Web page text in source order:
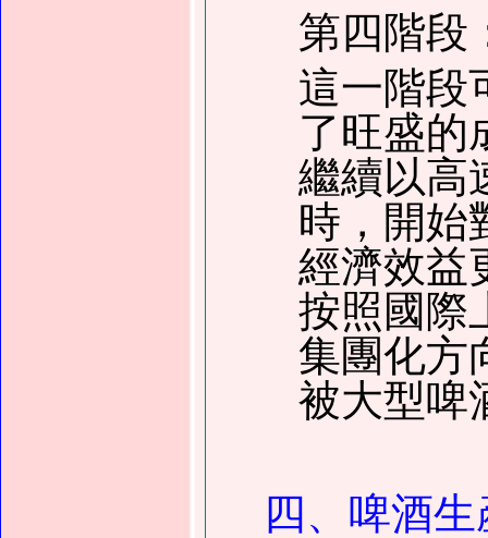
第四階段
這一階段
了旺盛的
繼續以高
時 ， 開始
經濟效益
按照國際
集團化方
被大型啤
四、啤酒